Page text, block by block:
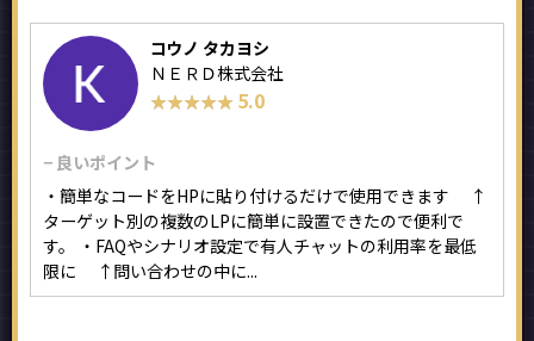
コウノ タカヨシ
ＮＥＲＤ株式会社
★★★★★
★★★★★ 5.0
− 良いポイント
・簡単なコードをHPに貼り付けるだけで使用できます ↑
ターゲット別の複数のLPに簡単に設置できたので便利で
す。 ・FAQやシナリオ設定で有人チャットの利用率を最低
限に ↑問い合わせの中に...